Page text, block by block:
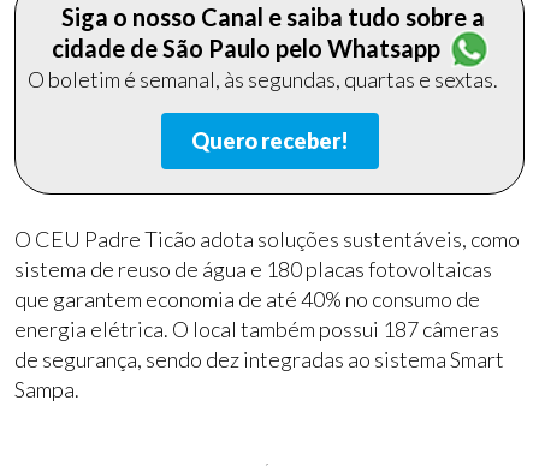
Siga o nosso Canal e saiba tudo sobre a
cidade de São Paulo pelo Whatsapp
O boletim é semanal, às segundas, quartas e sextas.
Quero receber!
O CEU Padre Ticão adota soluções sustentáveis, como
sistema de reuso de água e 180 placas fotovoltaicas
que garantem economia de até 40% no consumo de
energia elétrica. O local também possui 187 câmeras
de segurança, sendo dez integradas ao sistema Smart
Sampa.